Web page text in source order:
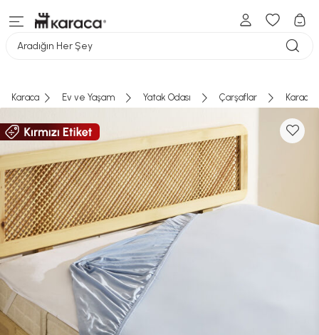
Aradığın Her Şey
Karaca Ev ve Yaşam Yatak Odası Çarşaflar Karaca